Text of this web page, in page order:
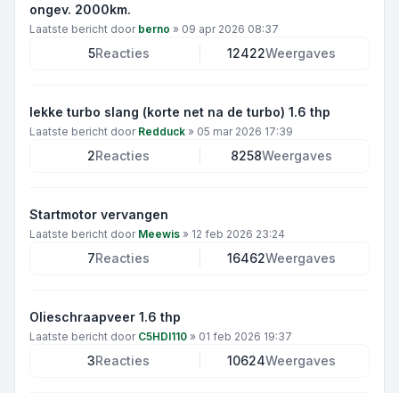
ongev. 2000km.
Laatste bericht door berno » 09 apr 2026 08:37
5Reacties 12422Weergaves
lekke turbo slang (korte net na de turbo) 1.6 thp
Laatste bericht door Redduck » 05 mar 2026 17:39
2Reacties 8258Weergaves
Startmotor vervangen
Laatste bericht door Meewis » 12 feb 2026 23:24
7Reacties 16462Weergaves
Olieschraapveer 1.6 thp
Laatste bericht door C5HDI110 » 01 feb 2026 19:37
3Reacties 10624Weergaves